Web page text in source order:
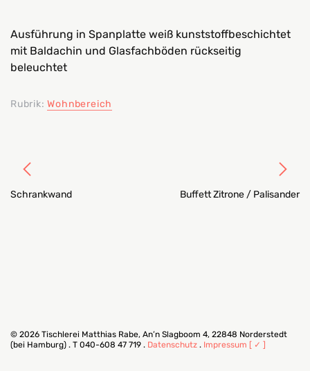
Ausführung in Spanplatte weiß kunststoffbeschichtet
mit Baldachin und Glasfachböden rückseitig
beleuchtet
Rubrik:Wohnbereich
L
Schrankwand
R
Buffett Zitrone / Palisander
© 2026 Tischlerei Matthias Rabe, An’n Slagboom 4, 22848 Norderstedt
(bei Hamburg) . T 040-608 47 719 . Datenschutz . Impressum [ ✓ ]